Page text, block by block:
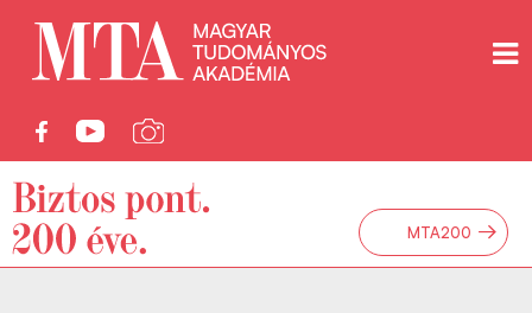
MTA200 →